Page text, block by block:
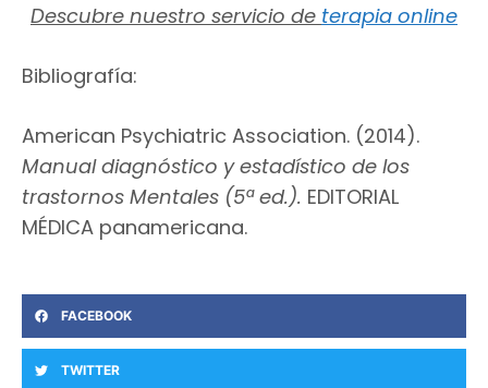
Descubre nuestro servicio de terapia online
Bibliografía:
American Psychiatric Association. (2014).
Manual diagnóstico y estadístico de los
trastornos Mentales (5ª ed.). EDITORIAL
MÉDICA panamericana.
FACEBOOK
TWITTER